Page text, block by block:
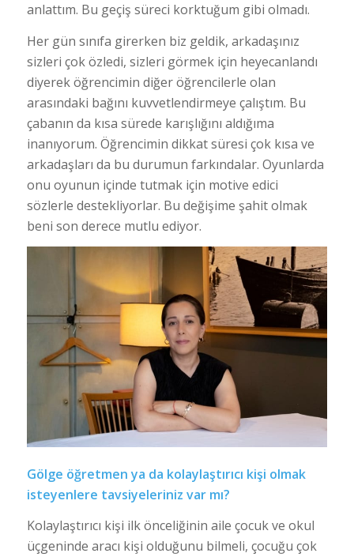
anlattım. Bu geçiş süreci korktuğum gibi olmadı.
Her gün sınıfa girerken biz geldik, arkadaşınız
sizleri çok özledi, sizleri görmek için heyecanlandı
diyerek öğrencimin diğer öğrencilerle olan
arasındaki bağını kuvvetlendirmeye çalıştım. Bu
çabanın da kısa sürede karışlığını aldığıma
inanıyorum. Öğrencimin dikkat süresi çok kısa ve
arkadaşları da bu durumun farkındalar. Oyunlarda
onu oyunun içinde tutmak için motive edici
sözlerle destekliyorlar. Bu değişime şahit olmak
beni son derece mutlu ediyor.
Gölge öğretmen ya da kolaylaştırıcı kişi olmak
isteyenlere tavsiyeleriniz var mı?
Kolaylaştırıcı kişi ilk önceliğinin aile çocuk ve okul
üçgeninde aracı kişi olduğunu bilmeli, çocuğu çok